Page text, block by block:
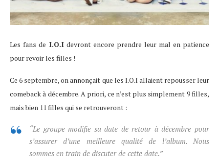
Les fans de I.O.I devront encore prendre leur mal en patience
pour revoir les filles !
Ce 6 septembre, on annonçait que les I.O.I allaient repousser leur
comeback à décembre. A priori, ce n’est plus simplement 9 filles,
mais bien 11 filles qui se retrouveront :
“Le groupe modifie sa date de retour à décembre pour
s’assurer d’une meilleure qualité de l’album. Nous
sommes en train de discuter de cette date.”